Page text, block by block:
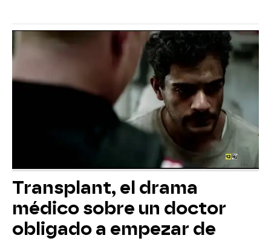
Transplant, el drama
médico sobre un doctor
obligado a empezar de